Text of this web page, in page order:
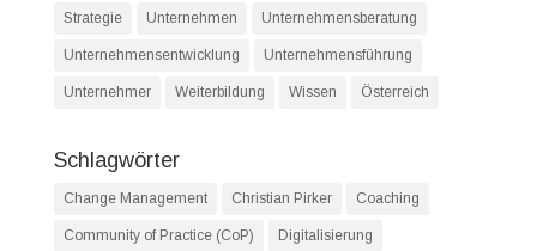
Strategie Unternehmen Unternehmensberatung
Unternehmensentwicklung Unternehmensführung
Unternehmer Weiterbildung Wissen Österreich
Schlagwörter
Change Management Christian Pirker Coaching
Community of Practice (CoP) Digitalisierung